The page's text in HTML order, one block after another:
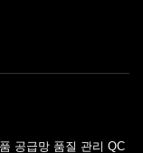
공급망 품질 관리 QC